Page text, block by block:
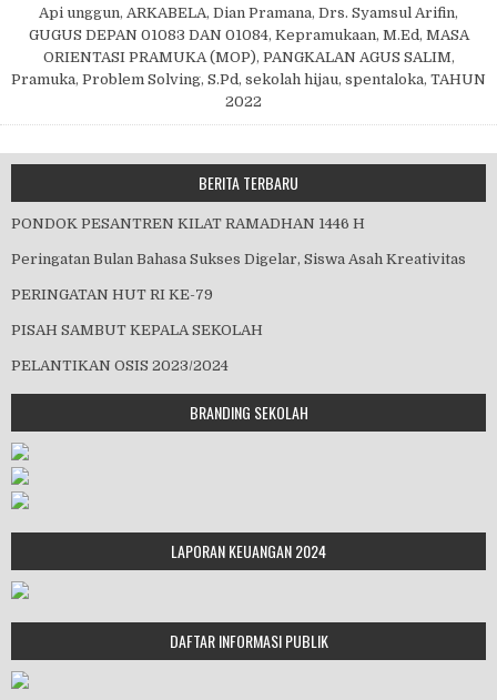
Api unggun, ARKABELA, Dian Pramana, Drs. Syamsul Arifin,
GUGUS DEPAN 01083 DAN 01084, Kepramukaan, M.Ed , MASA
ORIENTASI PRAMUKA (MOP), PANGKALAN AGUS SALIM,
Pramuka, Problem Solving, S.Pd , sekolah hijau, spentaloka, TAHUN
2022
BERITA TERBARU
PONDOK PESANTREN KILAT RAMADHAN 1446 H
Peringatan Bulan Bahasa Sukses Digelar, Siswa Asah Kreativitas
PERINGATAN HUT RI KE-79
PISAH SAMBUT KEPALA SEKOLAH
PELANTIKAN OSIS 2023/2024
BRANDING SEKOLAH
LAPORAN KEUANGAN 2024
DAFTAR INFORMASI PUBLIK